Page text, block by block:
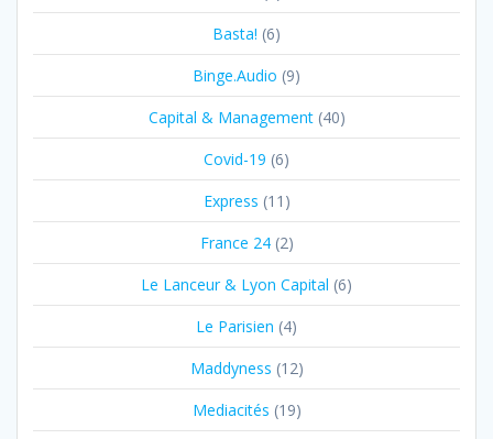
Basta! (6)
Binge.Audio (9)
Capital & Management(40)
Covid-19 (6)
Express (11)
France 24(2)
Le Lanceur & Lyon Capital (6)
Le Parisien (4)
Maddyness (12)
Mediacités (19)